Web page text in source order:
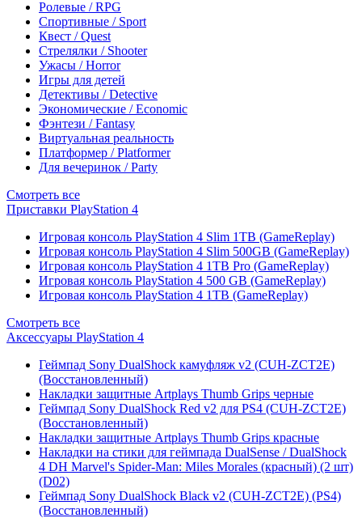
Ролевые / RPG
Спортивные / Sport
Квест / Quest
Стрелялки / Shooter
Ужасы / Horror
Игры для детей
Детективы / Detective
Экономические / Economic
Фэнтези / Fantasy
Виртуальная реальность
Платформер / Platformer
Для вечеринок / Party
Смотреть все
Приставки PlayStation 4
Игровая консоль PlayStation 4 Slim 1TB (GameReplay)
Игровая консоль PlayStation 4 Slim 500GB (GameReplay)
Игровая консоль PlayStation 4 1TB Pro (GameReplay)
Игровая консоль PlayStation 4 500 GB (GameReplay)
Игровая консоль PlayStation 4 1TB (GameReplay)
Смотреть все
Аксессуары PlayStation 4
Геймпад Sony DualShock камуфляж v2 (CUH-ZCT2E)
(Восстановленный)
Накладки защитные Artplays Thumb Grips черные
Геймпад Sony DualShock Red v2 для PS4 (CUH-ZCT2E)
(Восстановленный)
Накладки защитные Artplays Thumb Grips красные
Накладки на стики для геймпада DualSense / DualShock
4 DH Marvel's Spider-Man: Miles Morales (красный) (2 шт)
(D02)
Геймпад Sony DualShock Black v2 (CUH-ZCT2E) (PS4)
(Восстановленный)